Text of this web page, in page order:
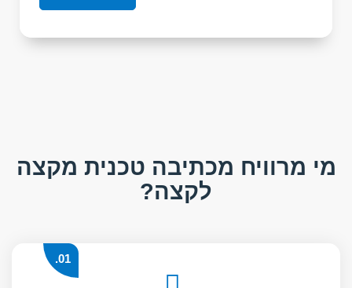
מי מרוויח מכתיבה טכנית מקצה
לקצה?
01.